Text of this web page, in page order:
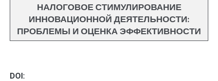
НАЛОГОВОЕ СТИМУЛИРОВАНИЕ
ИННОВАЦИОННОЙ ДЕЯТЕЛЬНОСТИ:
ПРОБЛЕМЫ И ОЦЕНКА ЭФФЕКТИВНОСТИ
DOI: